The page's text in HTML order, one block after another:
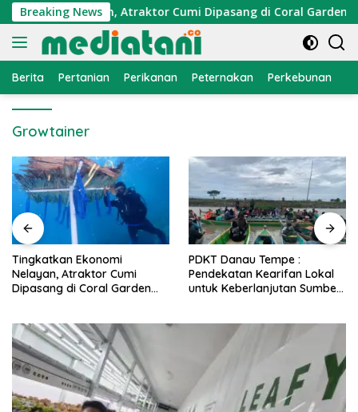
Langsung
ke
konten
Breaking News
Nelayan, Atraktor Cumi Dipasang di Coral Garden
Berita Pertanian Perikanan Peternakan Perkebunan
Growtainer
PDKT Danau Tempe :
Pendekatan Kearifan Lokal
untuk Keberlanjutan Sumber
Cara Mengatasi Penyakit
PMK pada Sapi Perah
Alami dan Medis